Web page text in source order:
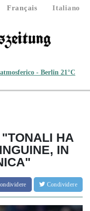
Français
Italiano
- Berlin 21°C
HA
IN
Condividere